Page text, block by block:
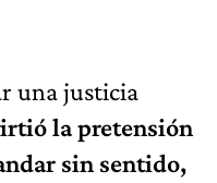
una justicia
la pretensión
sin sentido,